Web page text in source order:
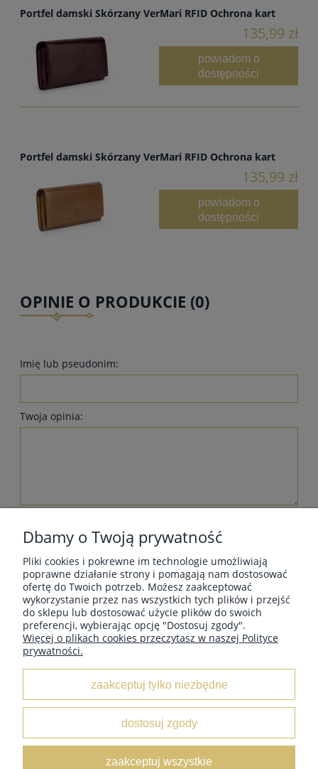
Portfel damski Skórzany VerMari RFID Ochrona kart
135,99 zł
powiadom o
dostępności
Portfel damski Skórzany VerMari RFID Ochrona kart
135,99 zł
powiadom o
dostępności
OPINIE O PRODUKCIE (0)
Imię lub pseudonim:
Twoja opinia:
MOJE KONTO
O NAS
Wólka Kosowska /NIP:5222833654 /Tel:
Dbamy o Twoją prywatność
Pliki cookies i pokrewne im technologie umożliwiają
poprawne działanie strony i pomagają nam dostosować
ofertę do Twoich potrzeb. Możesz zaakceptować
wykorzystanie przez nas wszystkich tych plików i przejść
do sklepu lub dostosować użycie plików do swoich
preferencji, wybierając opcję "Dostosuj zgody".
Więcej o plikach cookies przeczytasz w naszej Polityce
prywatności.
zaakceptuj tylko niezbędne
dostosuj zgody
zaakceptuj wszystkie